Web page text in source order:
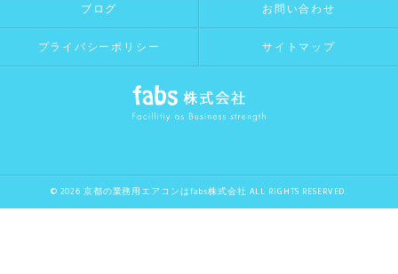
ブログ お問い合わせ
プライバシーポリシー サイトマップ
© 2026 京都の業務用エアコンはfabs株式会社 ALL RIGHTS RESERVED.